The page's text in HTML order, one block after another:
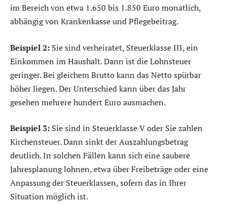
im Bereich von etwa 1.650 bis 1.850 Euro monatlich,
abhängig von Krankenkasse und Pflegebeitrag.
Beispiel 2: Sie sind verheiratet, Steuerklasse III, ein
Einkommen im Haushalt. Dann ist die Lohnsteuer
geringer. Bei gleichem Brutto kann das Netto spürbar
höher liegen. Der Unterschied kann über das Jahr
gesehen mehrere hundert Euro ausmachen.
Beispiel 3: Sie sind in Steuerklasse V oder Sie zahlen
Kirchensteuer. Dann sinkt der Auszahlungsbetrag
deutlich. In solchen Fällen kann sich eine saubere
Jahresplanung lohnen, etwa über Freibeträge oder eine
Anpassung der Steuerklassen, sofern das in Ihrer
Situation möglich ist.